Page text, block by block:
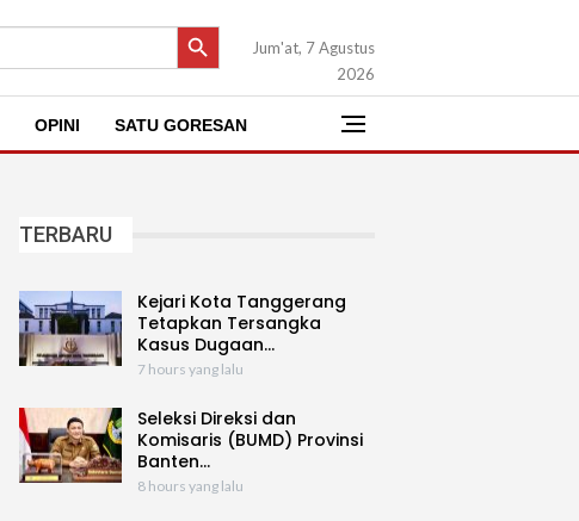
SEARCH BUTTON
Jum'at, 7 Agustus
2026
OPINI SATU GORESAN
TERBARU
Kejari Kota Tanggerang
Tetapkan Tersangka
Kasus Dugaan…
7 hours yang lalu
Seleksi Direksi dan
Komisaris (BUMD) Provinsi
Banten…
8 hours yang lalu